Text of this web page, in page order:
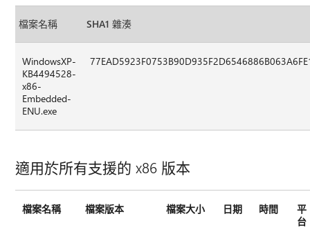
檔案名稱 SHA1 雜湊
WindowsXP-
KB4494528-
x86-
Embedded-
ENU.exe
適用於所有支援的 x86 版本
檔案名稱 檔案版本 檔案大小 日期 時間
平
台